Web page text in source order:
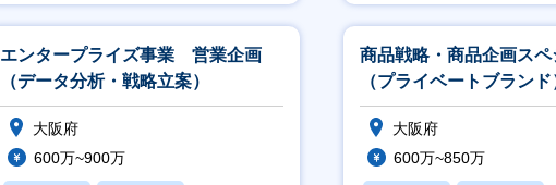
賞与あり 賞与あり
エンタープライズ事業 営業企画
（データ分析・戦略立案）
大阪府
600万~900万
商品戦略・商品企画スペ
（プライベートブランド
大阪府
600万~850万